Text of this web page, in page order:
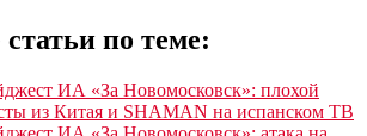
по теме:
ИА «За Новомосковск»: плохой
из Китая и SHAMAN на испанском ТВ